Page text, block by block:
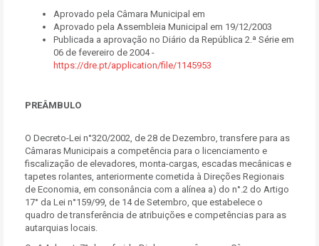
Aprovado pela Câmara Municipal em
Aprovado pela Assembleia Municipal em 19/12/2003
Publicada a aprovação no Diário da República 2.ª Série em
06 de fevereiro de 2004 -
https://dre.pt/application/file/1145953
PREÂMBULO
O Decreto-Lei n°320/2002, de 28 de Dezembro, transfere para as
Câmaras Municipais a competência para o licenciamento e
fiscalização de elevadores, monta-cargas, escadas mecânicas e
tapetes rolantes, anteriormente cometida à Direções Regionais
de Economia, em consonância com a alínea a) do n°.2 do Artigo
17° da Lei n°159/99, de 14 de Setembro, que estabelece o
quadro de transferência de atribuições e competências para as
autarquias locais.